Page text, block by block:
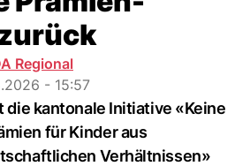
Regional
- 15:57
die kantonale Initiative «Keine
für Kinder aus
Verhältnissen»